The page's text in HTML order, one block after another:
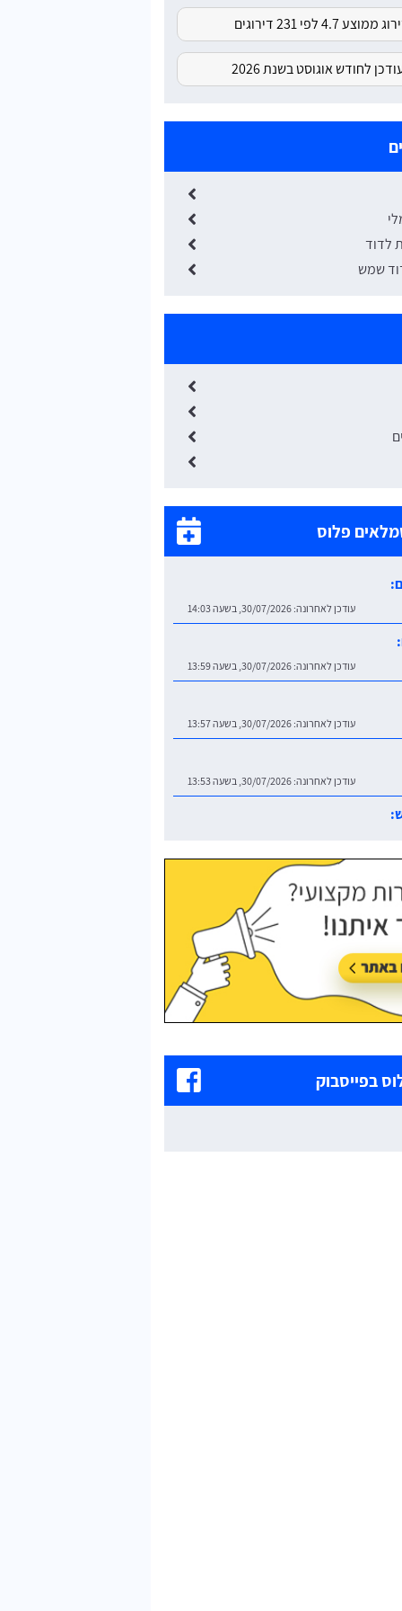
ממוצע 4.7 לפי 231 דירוגים
לחודש אוגוסט בשנת 2026
לדוד
שמש
פלוס
עודכן לאחרונה:30/07/2026, בשעה 14:03
עודכן לאחרונה:30/07/2026, בשעה 13:59
עודכן לאחרונה:30/07/2026, בשעה 13:57
עודכן לאחרונה:30/07/2026, בשעה 13:53
בפייסבוק